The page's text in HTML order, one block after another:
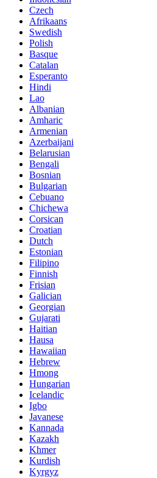
Czech
Afrikaans
Swedish
Polish
Basque
Catalan
Esperanto
Hindi
Lao
Albanian
Amharic
Armenian
Azerbaijani
Belarusian
Bengali
Bosnian
Bulgarian
Cebuano
Chichewa
Corsican
Croatian
Dutch
Estonian
Filipino
Finnish
Frisian
Galician
Georgian
Gujarati
Haitian
Hausa
Hawaiian
Hebrew
Hmong
Hungarian
Icelandic
Igbo
Javanese
Kannada
Kazakh
Khmer
Kurdish
Kyrgyz